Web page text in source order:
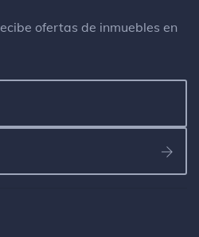
47
ofertas de inmuebles en